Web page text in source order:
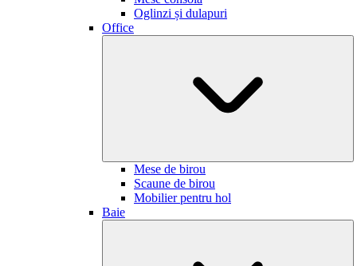
Oglinzi și dulapuri
Office
Mese de birou
Scaune de birou
Mobilier pentru hol
Baie